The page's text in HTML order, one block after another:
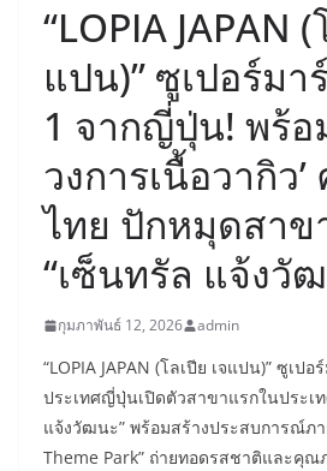
“LOPIA JAPAN (
แปน)” ซูเปอร์มา
1 จากญี่ปุ่น! พร้อ
วงการเนื้อวากิว
ไทย ปักหมุดสาข
“เซ็นทรัล แจ้งวั
กุมภาพันธ์ 12, 2026 admin
“LOPIA JAPAN (โลเปีย เจแปน)” ซูเป
ประเทศญี่ปุ่นเปิดตัวสาขาแรกในประเ
แจ้งวัฒนะ” พร้อมสร้างประสบการณ์ภ
Theme Park” ถ่ายทอดรสชาติและคุ